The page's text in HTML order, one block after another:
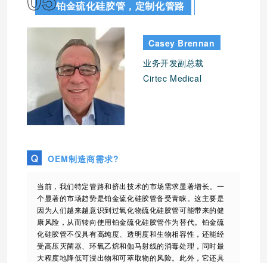
铂金硫化硅胶管，定制化管路
Casey Brennan
业务开发副总裁
Cirtec Medical
OEM制造商需求?
当前，我们特定管路和挤出技术的市场需求显著增长。一
个显著的市场趋势是铂金硫化硅胶管备受青睐。这主要是
因为人们越来越意识到过氧化物硫化硅胶管可能带来的健
康风险，从而转向使用铂金硫化硅胶管作为替代。铂金硫
化硅胶管不仅具有高纯度、透明度和生物相容性，还能经
受高压灭菌器、环氧乙烷和伽马射线的消毒处理，同时最
大程度地降低可浸出物和可萃取物的风险。此外，它还具